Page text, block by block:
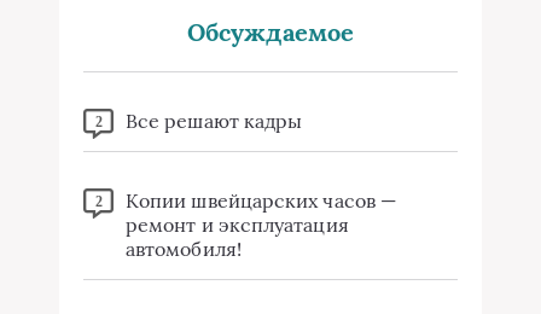
Обсуждаемое
2 Все решают кадры
2
Копии швейцарских часов —
ремонт и эксплуатация
автомобиля!